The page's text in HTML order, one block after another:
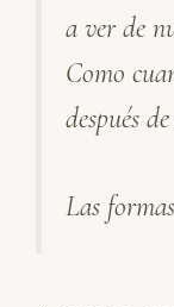
d
I
o
o
a ver de
Como
después
Las